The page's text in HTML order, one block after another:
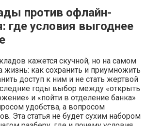
против офлайн-
где условия выгоднее
кажется скучной, но на самом
жизнь: как сохранить и приумножить
доступ к ним и не стать жертвой
годы выбор между «открыть
и «пойти в отделение банка»
удобства, а вопросом
Эта статья не будет сухим набором